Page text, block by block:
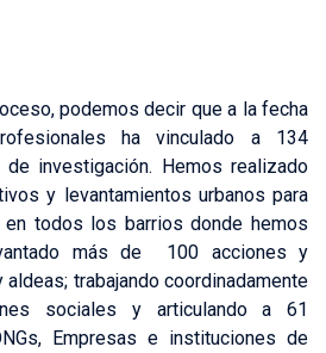
podemos decir que a la fecha
ha vinculado a 134
investigación. Hemos realizado
y levantamientos urbanos para
en todos los barrios donde hemos
más de 100 acciones y
trabajando coordinadamente
sociales y articulando a 61
Empresas e instituciones de